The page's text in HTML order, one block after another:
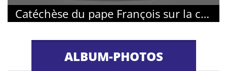
Catéchèse du pape François sur la confirmation
ALBUM-PHOTOS